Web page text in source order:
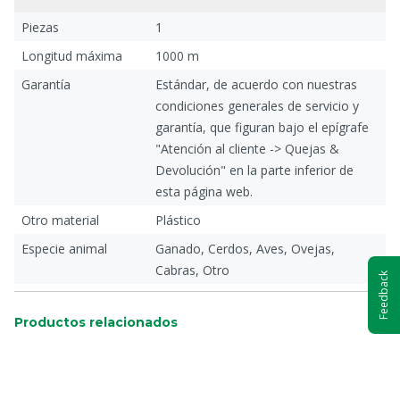
Piezas
1
Longitud máxima
1000 m
Garantía
Estándar, de acuerdo con nuestras
condiciones generales de servicio y
garantía, que figuran bajo el epígrafe
"Atención al cliente -> Quejas &
Devolución" en la parte inferior de
esta página web.
Otro material
Plástico
Especie animal
Ganado, Cerdos, Aves, Ovejas,
Cabras, Otro
Productos relacionados
Feedback